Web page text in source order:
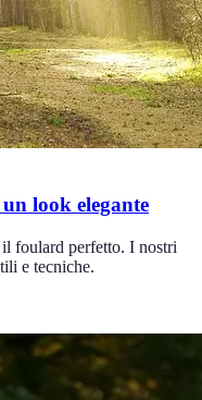
look elegante
foulard perfetto. I nostri
e tecniche.